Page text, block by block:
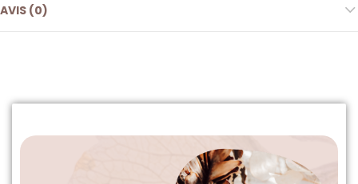
AVIS (0)